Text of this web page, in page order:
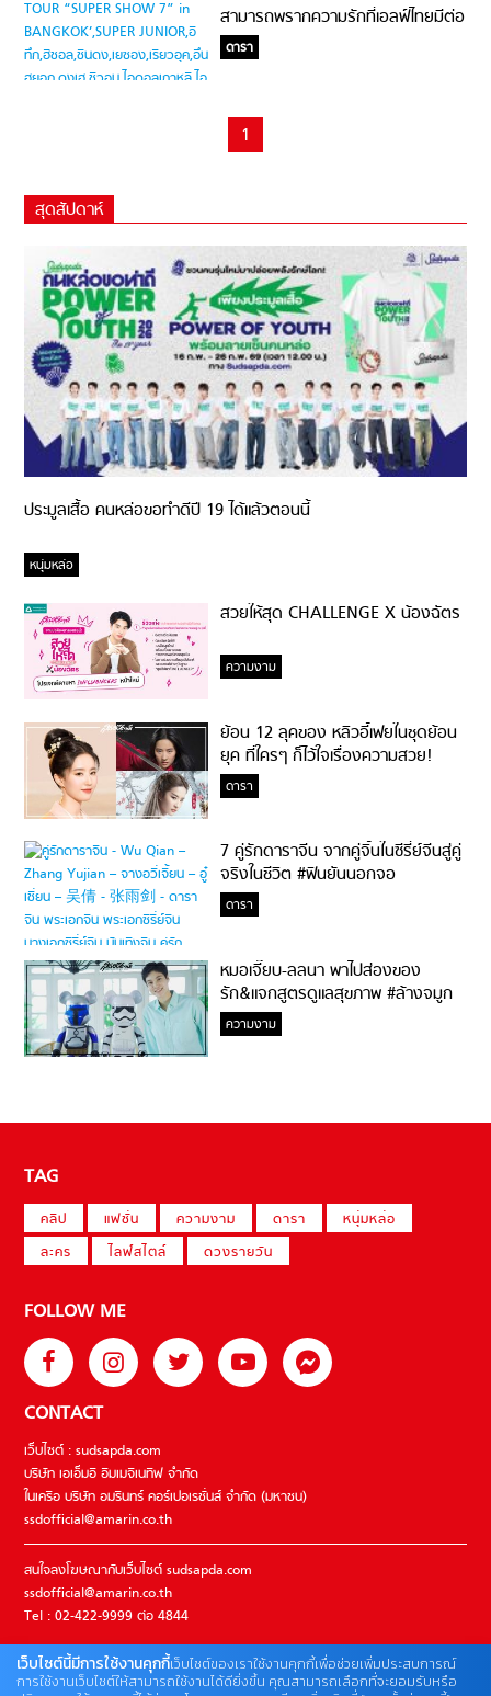
สามารถพรากความรักที่เอลฟ์ไทยมีต่อ
Super Junior ได้ #จะแก่ไปด้วยกัน
ดารา
1
สุดสัปดาห์
ประมูลเสื้อ คนหล่อขอทำดีปี 19 ได้แล้วตอนนี้
หนุ่มหล่อ
สวยให้สุด CHALLENGE X น้องฉัตร
ความงาม
ย้อน 12 ลุคของ หลิวอี้เฟยในชุดย้อน
ยุค ที่ใครๆ ก็ไว้ใจเรื่องความสวย!
ดารา
7 คู่รักดาราจีน จากคู่จิ้นในซีรี่ย์จีนสู่คู่
จริงในชีวิต #ฟินยันนอกจอ
ดารา
หมอเจี๊ยบ-ลลนา พาไปส่องของ
รัก&แจกสูตรดูแลสุขภาพ #ล้างจมูก
ไม่ยากจะสอนให้
ความงาม
TAG
คลิป แฟชั่น ความงาม ดารา
หนุ่มหล่อ
ละคร
ไลฟ์สไตล์ ดวงรายวัน
FOLLOW ME
CONTACT
เว็บไซต์ : sudsapda.com
บริษัท เอเอ็มอี อิมเมจิเนทีฟ จำกัด
ในเครือ บริษัท อมรินทร์ คอร์เปอเรชั่นส์ จำกัด (มหาชน)
ssdofficial@amarin.co.th
สนใจลงโฆษณากับเว็บไซต์ sudsapda.com
ssdofficial@amarin.co.th
Tel : 02-422-9999 ต่อ 4844
ติดต่อแจ้งปัญหาหรือร้องเรียน
เว็บไซต์นี้มีการใช้งานคุกกี้เว็บไซต์ของเราใช้งานคุกกี้เพื่อช่วยเพิ่มประสบการณ์
การใช้งานเว็บไซต์ให้สามารถใช้งานได้ดียิ่งขึ้น คุณสามารถเลือกที่จะยอมรับหรือ